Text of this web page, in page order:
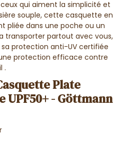
qui aiment la simplicité et
souple, cette casquette en
pliée dans une poche ou un
transporter partout avec vous,
sa protection anti-UV certifiée
protection efficace contre
.
Plate
UPF50+ - Göttmann